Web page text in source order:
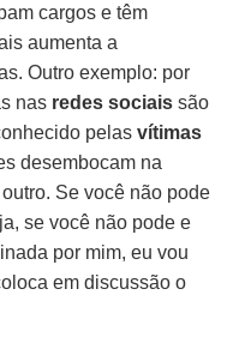
cargos e têm
aumenta a
Outro exemplo: por
nas redes sociais são
pelasvítimas
desembocam na
Se você não pode
se você não pode e
por mim, eu vou
em discussão o